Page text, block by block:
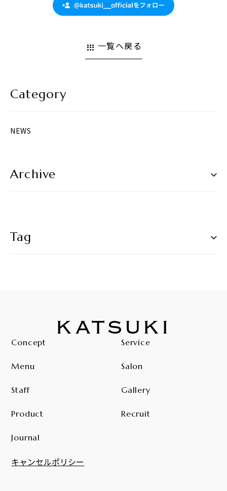
apps 一覧へ戻る
Category
NEWS
Archive
Tag
KATSUKI
Concept Service
Menu Salon
Staff Gallery
Product Recruit
Journal
キャンセルポリシー